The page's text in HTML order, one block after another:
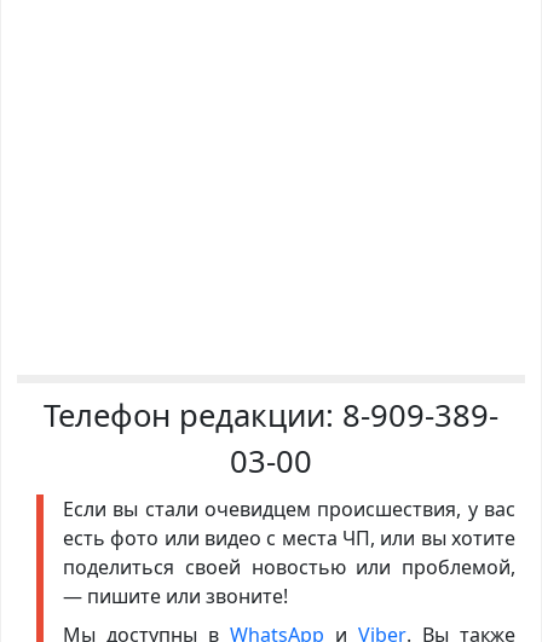
Телефон редакции: 8-909-389-
03-00
Если вы стали очевидцем происшествия, у вас
есть фото или видео с места ЧП, или вы хотите
поделиться своей новостью или проблемой,
— пишите или звоните!
Мы доступны в WhatsApp иViber. Вы также